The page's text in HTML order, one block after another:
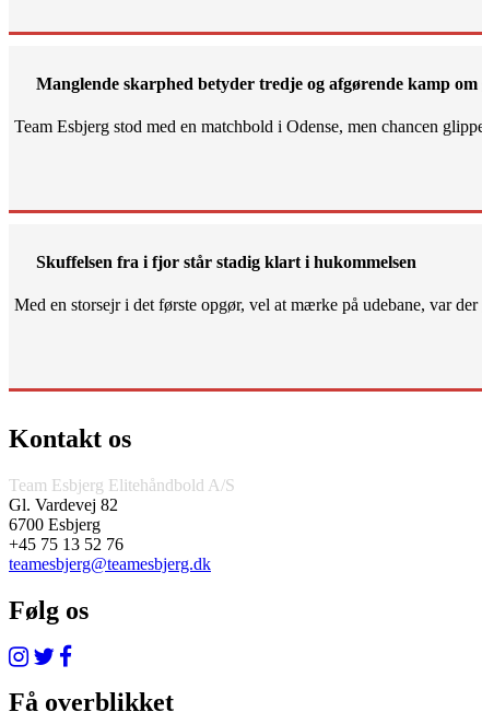
Manglende skarphed betyder tredje og afgørende kamp om
Team Esbjerg stod med en matchbold i Odense, men chancen
Skuffelsen fra i fjor står stadig klart i hukommelsen
Med en storsejr i det første opgør, vel at mærke på udebane, var
Kontakt os
Team Esbjerg Elitehåndbold A/S
Gl. Vardevej 82
6700 Esbjerg
+45 75 13 52 76
teamesbjerg@teamesbjerg.dk
Følg os
Få overblikket